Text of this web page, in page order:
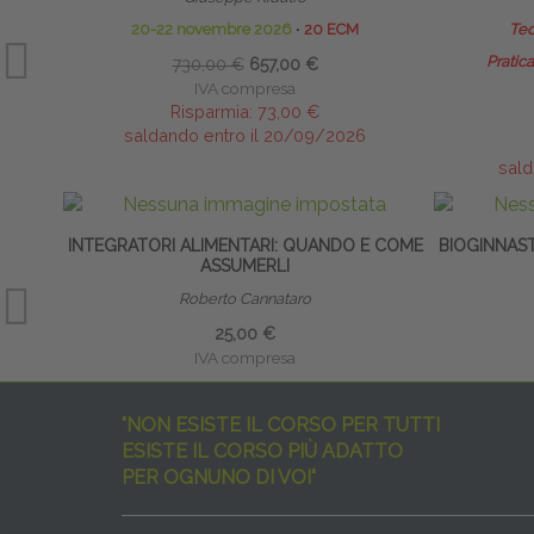
20-22 novembre 2026 ∙ 20 ECM
730,00 € 657,00 €
IVA compresa
Risparmia: 73,00 €
saldando entro il 20/09/2026
Pratica
INTEGRATORI ALIMENTARI: QUANDO E COME
ASSUMERLI
Roberto Cannataro
25,00 €
IVA compresa
"NON ESISTE IL CORSO PER TUTTI
ESISTE IL CORSO PIÙ ADATTO
PER OGNUNO DI VOI"